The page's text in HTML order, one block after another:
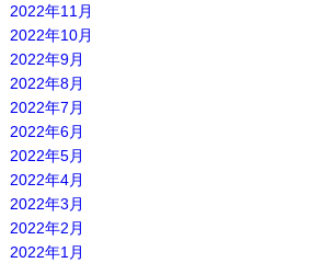
2022年11月
2022年10月
2022年9月
2022年8月
2022年7月
2022年6月
2022年5月
2022年4月
2022年3月
2022年2月
2022年1月